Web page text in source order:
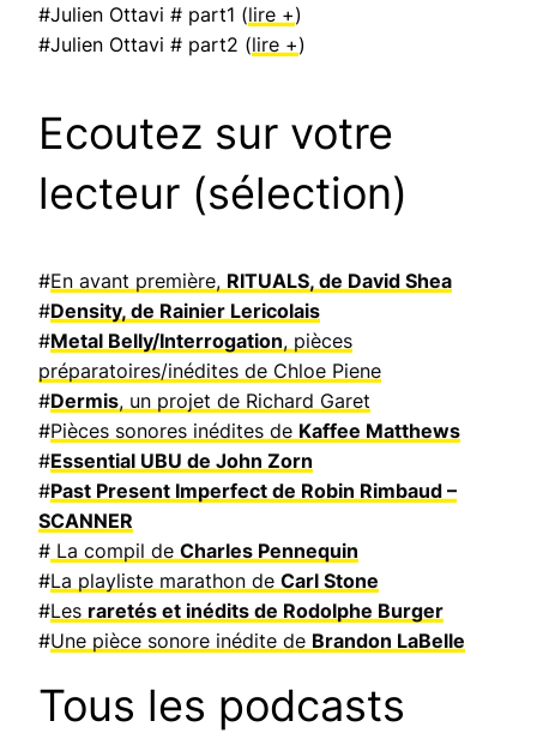
#Julien Ottavi # part1 (lire +)
#Julien Ottavi # part2 (lire +)
Ecoutez sur votre
lecteur (sélection)
#En avant première, RITUALS, de David Shea
#Density, de Rainier Lericolais
#Metal Belly/Interrogation, pièces
préparatoires/inédites de Chloe Piene
#Dermis, un projet de Richard Garet
#Pièces sonores inédites de Kaffee Matthews
#Essential UBU de John Zorn
#Past Present Imperfect de Robin Rimbaud –
SCANNER
# La compil de Charles Pennequin
#La playliste marathon de Carl Stone
#Les raretés et inédits de Rodolphe Burger
#Une pièce sonore inédite de Brandon LaBelle
Tous les podcasts